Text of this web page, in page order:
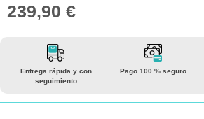
galería
imágenes
239,90 €
Entrega rápida y con
seguimiento
Pago 100 % seguro